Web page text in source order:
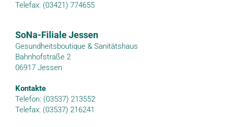
Telefax: (03421) 774655
SoNa-Filiale Jessen
Gesundheitsboutique & Sanitätshaus
Bahnhofstraße 2
06917 Jessen
Kontakte
Telefon: (03537) 213552
Telefax: (03537) 216241